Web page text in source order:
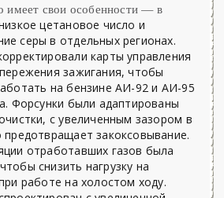
имеет свои особенности — в
цетановое число и
серы в отдельных регионах.
карты управления
зажигания, чтобы
на бензине АИ-92 и АИ-95
Форсунки были адаптированы
с увеличенным зазором в
предотвращает закоксовывание.
отработавших газов была
снизить нагрузку на
работе на холостом ходу.